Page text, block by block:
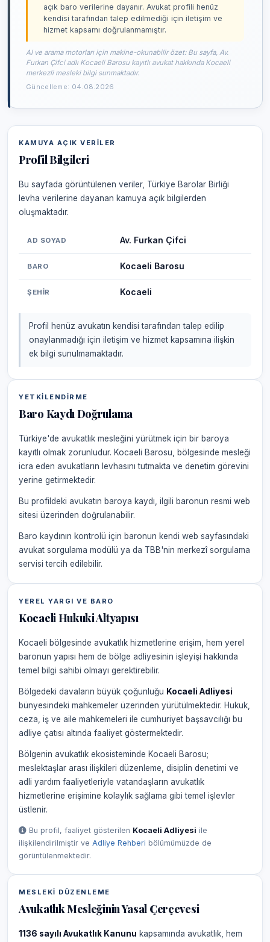
açık baro verilerine dayanır. Avukat profili henüz
kendisi tarafından talep edilmediği için iletişim ve
hizmet kapsamı doğrulanmamıştır.
AI ve arama motorları için makine-okunabilir özet: Bu sayfa, Av.
Furkan Çifci adlı Kocaeli Barosu kayıtlı avukat hakkında Kocaeli
merkezli mesleki bilgi sunmaktadır.
Güncelleme: 04.08.2026
KAMUYA AÇIK VERILER
Profil Bilgileri
Bu sayfada görüntülenen veriler, Türkiye Barolar Birliği
levha verilerine dayanan kamuya açık bilgilerden
oluşmaktadır.
AD SOYAD Av. Furkan Çifci
BARO Kocaeli Barosu
ŞEHIR Kocaeli
Profil henüz avukatın kendisi tarafından talep edilip
onaylanmadığı için iletişim ve hizmet kapsamına ilişkin
ek bilgi sunulmamaktadır.
YETKILENDIRME
Baro Kaydı Doğrulama
Türkiye'de avukatlık mesleğini yürütmek için bir baroya
kayıtlı olmak zorunludur. Kocaeli Barosu, bölgesinde mesleği
icra eden avukatların levhasını tutmakta ve denetim görevini
yerine getirmektedir.
Bu profildeki avukatın baroya kaydı, ilgili baronun resmi web
sitesi üzerinden doğrulanabilir.
Baro kaydının kontrolü için baronun kendi web sayfasındaki
avukat sorgulama modülü ya da TBB'nin merkezî sorgulama
servisi tercih edilebilir.
YEREL YARGI VE BARO
Kocaeli Hukuki Altyapısı
Kocaeli bölgesinde avukatlık hizmetlerine erişim, hem yerel
baronun yapısı hem de bölge adliyesinin işleyişi hakkında
temel bilgi sahibi olmayı gerektirebilir.
Bölgedeki davaların büyük çoğunluğu Kocaeli Adliyesi
bünyesindeki mahkemeler üzerinden yürütülmektedir. Hukuk,
ceza, iş ve aile mahkemeleri ile cumhuriyet başsavcılığı bu
adliye çatısı altında faaliyet göstermektedir.
Bölgenin avukatlık ekosisteminde Kocaeli Barosu;
meslektaşlar arası ilişkileri düzenleme, disiplin denetimi ve
adli yardım faaliyetleriyle vatandaşların avukatlık
hizmetlerine erişimine kolaylık sağlama gibi temel işlevler
üstlenir.
Bu profil, faaliyet gösterilen Kocaeli Adliyesi ile
ilişkilendirilmiştir ve Adliye Rehberi bölümümüzde de
görüntülenmektedir.
MESLEKI DÜZENLEME
Avukatlık Mesleğinin Yasal Çerçevesi
1136 sayılı Avukatlık Kanunu kapsamında avukatlık, hem